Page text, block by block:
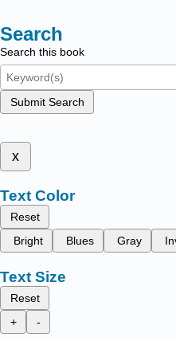
Search
Search this book
Submit Search
x
Text Color
Reset
Bright
Blues Gray
Text Size
Reset
+
-